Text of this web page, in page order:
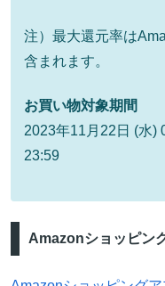
注）最大還元率は
含まれます。
お買い物対象期間
2023年11月22日 (水)
23:59
Amazonショッピン